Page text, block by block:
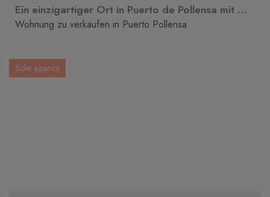
Ein einzigartiger Ort in Puerto de Pollensa mit Meerblick, der verzaubert.
Wohnung zu verkaufen in Puerto Pollensa
Sole agency